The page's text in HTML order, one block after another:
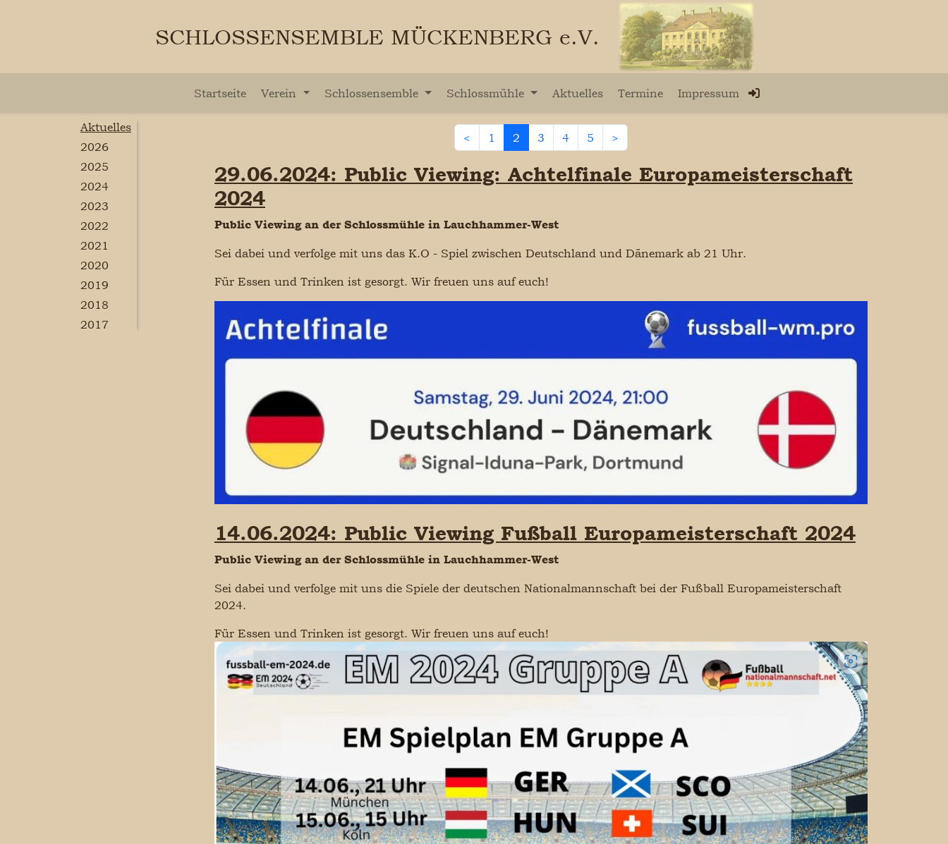
SCHLOSSENSEMBLE MÜCKENBERG e.V.
Startseite Verein Schlossensemble Schlossmühle Aktuelles Termine Impressum
Aktuelles
2026
2025
2024
2023
2022
2021
2020
2019
2018
2017
< 1 2 3 4 5 >
29.06.2024: Public Viewing: Achtelfinale Europameisterschaft
2024
Public Viewing an der Schlossmühle in Lauchhammer-West
Sei dabei und verfolge mit uns das K.O - Spiel zwischen Deutschland und Dänemark ab 21 Uhr.
Für Essen und Trinken ist gesorgt. Wir freuen uns auf euch!
14.06.2024: Public Viewing Fußball Europameisterschaft 2024
Public Viewing an der Schlossmühle in Lauchhammer-West
Sei dabei und verfolge mit uns die Spiele der deutschen Nationalmannschaft bei der Fußball Europameisterschaft
2024.
Für Essen und Trinken ist gesorgt. Wir freuen uns auf euch!